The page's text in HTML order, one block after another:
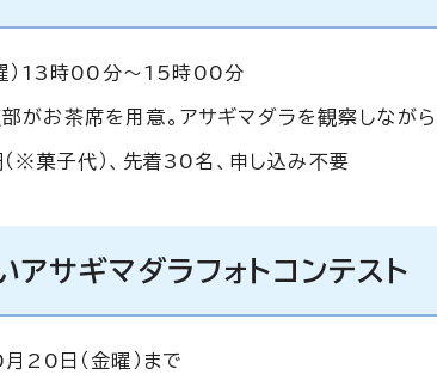
）13時00分～15時00分
がお茶席を用意。アサギマダラを観察しながら
※菓子代）、先着30名、申し込み不要
サギマダラフォトコンテスト
20日（金曜）まで